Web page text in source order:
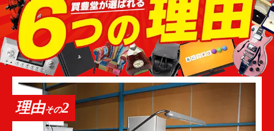
保できるため低音はもとより様々な音域の再現性に
優れます。そのため他の形状のスピーカーと比較し
て価格も高くなる傾向があります。
◆埋め込み型スピーカー
埋め込み型は特殊なもので、壁や天井に埋め込む形
で使用します。埋め込まれるスピーカーにより音の
再現性は様々ですが、一般家庭の場合はそこまで大
理由
査定無料
数量にかかわらず全て無料で